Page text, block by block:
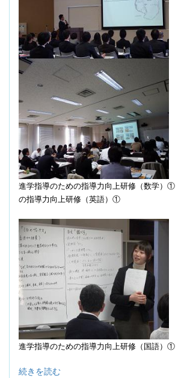
進学指導のための指導力向上研修（数学）①
の指導力向上研修（英語）①
進学指導のための指導力向上研修（国語）①
続きを読む